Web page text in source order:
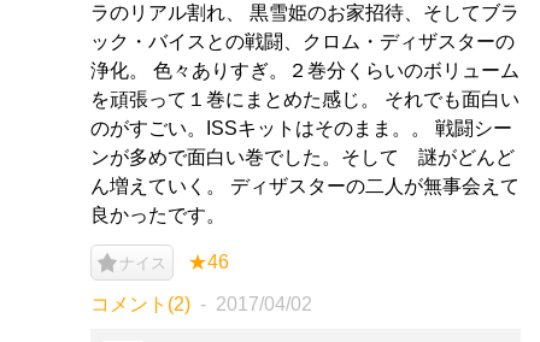
ラのリアル割れ、 黒雪姫のお家招待、そしてブラ
ック・バイスとの戦闘、クロム・ディザスターの
浄化。 色々ありすぎ。２巻分くらいのボリューム
を頑張って１巻にまとめた感じ。 それでも面白い
のがすごい。ISSキットはそのまま。。 戦闘シー
ンが多めで面白い巻でした。そして 謎がどんど
ん増えていく。 ディザスターの二人が無事会えて
良かったです。
ナイス ★46
コメント(2) 2017/04/02